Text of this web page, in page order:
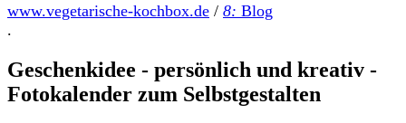
www.vegetarische-kochbox.de / 8: Blog
.
Geschenkidee - persönlich und kreativ -
Fotokalender zum Selbstgestalten